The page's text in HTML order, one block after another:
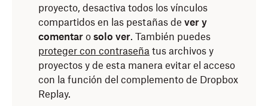
proyecto, desactiva todos los vínculos
compartidos en las pestañas de ver y
comentar o solo ver. También puedes
proteger con contraseña tus archivos y
proyectos y de esta manera evitar el acceso
con la función del complemento de Dropbox
Replay.